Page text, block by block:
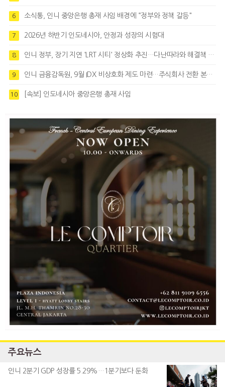
6 소식통, 인니 중앙은행 총재 사임 배경에 “정부와 정책 갈등"
7 2026년 하반기 인도네시아, 안정과 성장의 시험대
8 인니 정부, 장기 지연 'LRT 시티' 정상화 추진…다난따라와 해결책 모색
9 인니 금융감독원, 9월 IDX 비상호화 제도 마련…주식회사 전환 본격화
10 [속보] 인도네시아 중앙은행 총재 사임
주요뉴스
인니 2분기 GDP 성장률 5.29%…1분기보다 둔화